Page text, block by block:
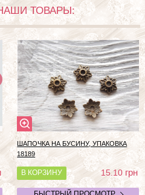
ТОВАРЫ:
ШАПОЧКА НА БУСИНУ, УПАКОВКА
18189
В КОРЗИНУ 15.10грн